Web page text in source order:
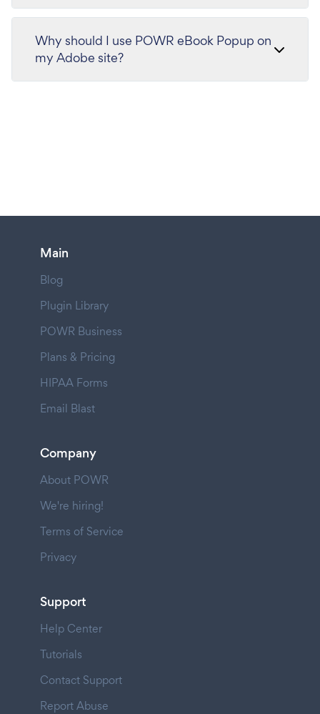
Why should I use POWR eBook Popup on
my Adobe site?
Main
Blog
Plugin Library
POWR Business
Plans & Pricing
HIPAA Forms
Email Blast
Company
About POWR
We're hiring!
Terms of Service
Privacy
Support
Help Center
Tutorials
Contact Support
Report Abuse